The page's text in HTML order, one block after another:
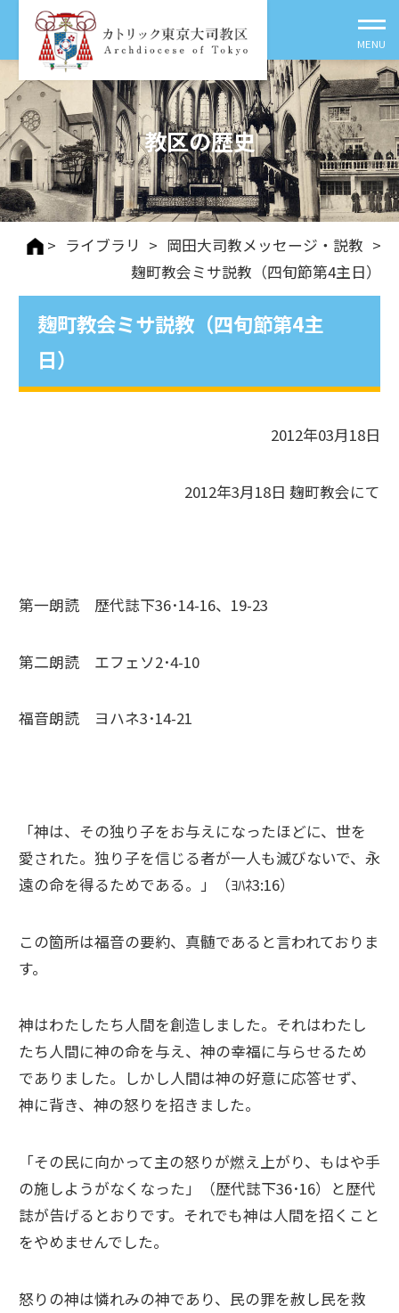
教区の歴史
> ライブラリ > 岡田大司教メッセージ・説教 >
麹町教会ミサ説教（四旬節第4主日）
麹町教会ミサ説教（四旬節第4主
日）
2012年03月18日
2012年3月18日 麹町教会にて
第一朗読 歴代誌下36･14-16、19-23
第二朗読 エフェソ2･4-10
福音朗読 ヨハネ3･14-21
「神は、その独り子をお与えになったほどに、世を
愛された。独り子を信じる者が一人も滅びないで、永
遠の命を得るためである。」（ﾖﾊﾈ3:16）
この箇所は福音の要約、真髄であると言われておりま
す。
神はわたしたち人間を創造しました。それはわたし
たち人間に神の命を与え、神の幸福に与らせるため
でありました。しかし人間は神の好意に応答せず、
神に背き、神の怒りを招きました。
「その民に向かって主の怒りが燃え上がり、もはや手
の施しようがなくなった」（歴代誌下36･16）と歴代
誌が告げるとおりです。それでも神は人間を招くこと
をやめませんでした。
怒りの神は憐れみの神であり、民の罪を赦し民を救